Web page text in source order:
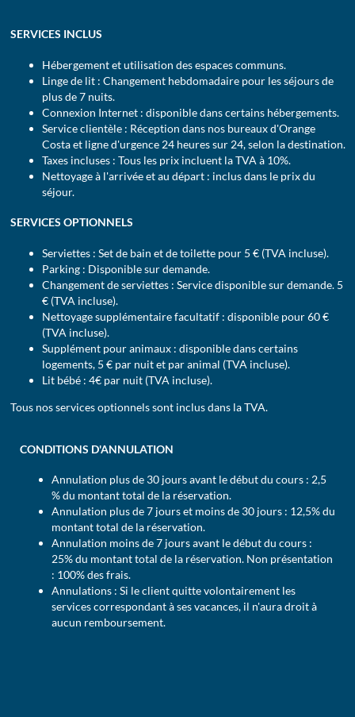
SERVICES INCLUS
Hébergement et utilisation des espaces communs.
Linge de lit : Changement hebdomadaire pour les séjours de
plus de 7 nuits.
Connexion Internet : disponible dans certains hébergements.
Service clientèle : Réception dans nos bureaux d'Orange
Costa et ligne d'urgence 24 heures sur 24, selon la destination.
Taxes incluses : Tous les prix incluent la TVA à 10%.
Nettoyage à l'arrivée et au départ : inclus dans le prix du
séjour.
SERVICES OPTIONNELS
Serviettes : Set de bain et de toilette pour 5 € (TVA incluse).
Parking : Disponible sur demande.
Changement de serviettes : Service disponible sur demande. 5
€ (TVA incluse).
Nettoyage supplémentaire facultatif : disponible pour 60 €
(TVA incluse).
Supplément pour animaux : disponible dans certains
logements, 5 € par nuit et par animal (TVA incluse).
Lit bébé : 4€ par nuit (TVA incluse).
Tous nos services optionnels sont inclus dans la TVA.
CONDITIONS D'ANNULATION
Annulation plus de 30 jours avant le début du cours : 2,5
% du montant total de la réservation.
Annulation plus de 7 jours et moins de 30 jours : 12,5% du
montant total de la réservation.
Annulation moins de 7 jours avant le début du cours :
25% du montant total de la réservation. Non présentation
: 100% des frais.
Annulations : Si le client quitte volontairement les
services correspondant à ses vacances, il n'aura droit à
aucun remboursement.